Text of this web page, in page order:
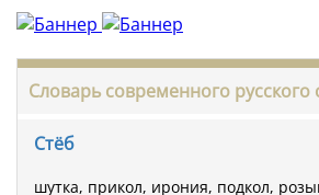
Словарь современного русского
Стёб
шутка, прикол, ирония, подкол,